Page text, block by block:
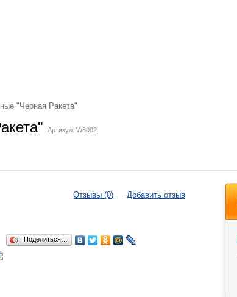
"Черная Ракета"
Артикул: W8002
Отзывы (0) Добавить отзыв
Поделиться…